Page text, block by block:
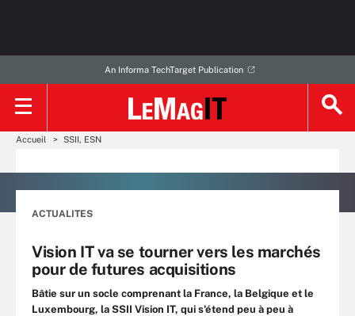
An Informa TechTarget Publication
Accueil SSII, ESN
ACTUALITES
Vision IT va se tourner vers les marchés
pour de futures acquisitions
Bâtie sur un socle comprenant la France, la Belgique et le
Luxembourg, la SSII Vision IT, qui s'étend peu à peu à